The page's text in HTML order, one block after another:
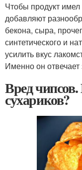
Чтобы продукт имел
добавляют
бекона, сыра,
синтетического и
усилить вкус
Именно он отвечает
Вред
сухариков?